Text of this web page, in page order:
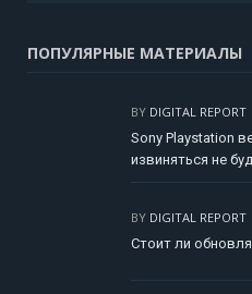
ПОПУЛЯРНЫЕ МАТЕРИАЛЫ
BY DIGITAL REPORT
Sony Playstation
извиняться не
BY DIGITAL REPORT
Стоит ли